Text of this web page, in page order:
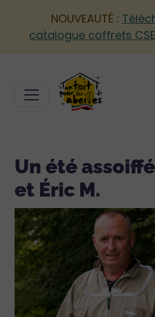
NOUVEAUTÉ :
catalogue coffrets
Un été
et Éric M.